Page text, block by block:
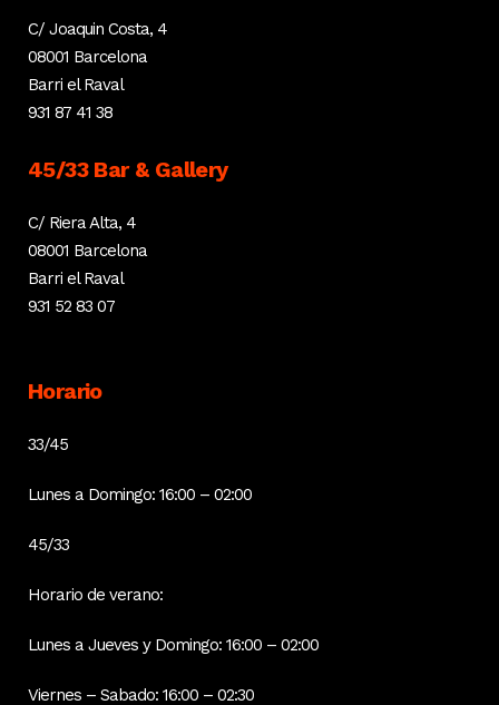
C/ Joaquin Costa, 4
08001 Barcelona
Barri el Raval
931 87 41 38
45/33 Bar & Gallery
C/ Riera Alta, 4
08001 Barcelona
Barri el Raval
931 52 83 07
Horario
33/45
Lunes a Domingo: 16:00 – 02:00
45/33
Horario de verano:
Lunes a Jueves y Domingo: 16:00 – 02:00
Viernes – Sabado: 16:00 – 02:30